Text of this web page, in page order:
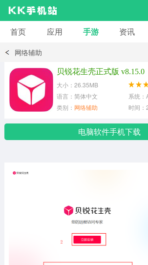
安卓应用
小说漫画
首页 应用 手游 资讯
网络辅助
贝锐花生壳正式版 v8.15.0
大小：26.35MB
语言：简体中文
系统
类别： 网络辅助 时间
电脑软件手机下载